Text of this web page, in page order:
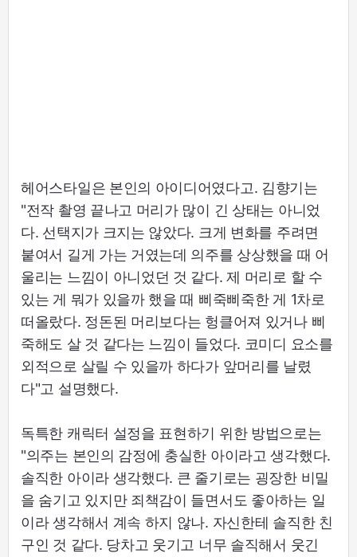
헤어스타일은 본인의 아이디어였다고. 김향기는
"전작 촬영 끝나고 머리가 많이 긴 상태는 아니었
다. 선택지가 크지는 않았다. 크게 변화를 주려면
붙여서 길게 가는 거였는데 의주를 상상했을 때 어
울리는 느낌이 아니었던 것 같다. 제 머리로 할 수
있는 게 뭐가 있을까 했을 때 삐죽삐죽한 게 1차로
떠올랐다. 정돈된 머리보다는 헝클어져 있거나 삐
죽해도 살 것 같다는 느낌이 들었다. 코미디 요소를
외적으로 살릴 수 있을까 하다가 앞머리를 날렸
다"고 설명했다.
독특한 캐릭터 설정을 표현하기 위한 방법으로는
"의주는 본인의 감정에 충실한 아이라고 생각했다.
솔직한 아이라 생각했다. 큰 줄기로는 굉장한 비밀
을 숨기고 있지만 죄책감이 들면서도 좋아하는 일
이라 생각해서 계속 하지 않나. 자신한테 솔직한 친
구인 것 같다. 당차고 웃기고 너무 솔직해서 웃긴